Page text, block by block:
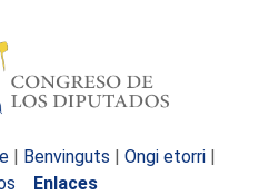
| Benvinguts | Ongi etorri |
Enlaces